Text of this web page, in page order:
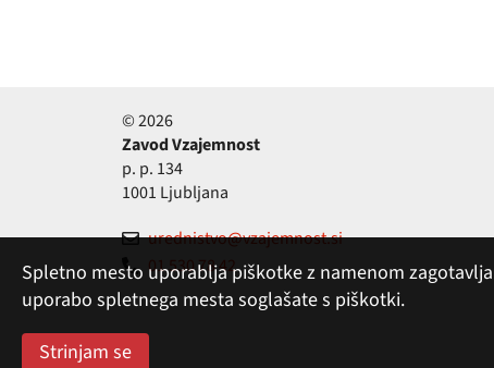
© 2026
Zavod Vzajemnost
p. p. 134
1001 Ljubljana
urednistvo@vzajemnost.si
01 530 78 42
Spletno mesto uporablja piškotke z namenom
uporabo spletnega mesta soglašate s piškotki.